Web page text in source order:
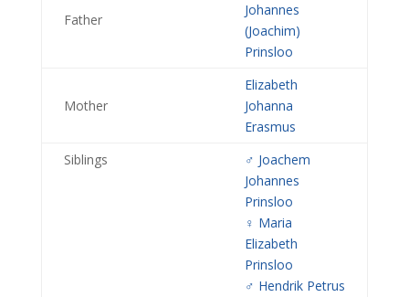
Father
Johannes
(Joachim)
Prinsloo
Mother
Elizabeth
Johanna
Erasmus
Siblings
♂️ Joachem
Johannes
Prinsloo
♀️ Maria
Elizabeth
Prinsloo
♂️ Hendrik Petrus